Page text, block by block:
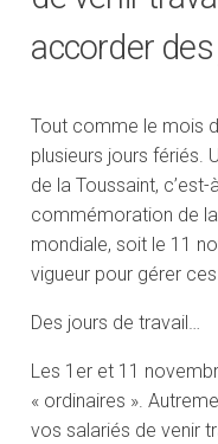
accorder
Tout comme le mois
plusieurs jours fériés.
de la Toussaint,
commémoration de
mondiale, soit le 11
vigueur pour gérer
Des jours de travail…
Les 1er et 11
« ordinaires ».
vos salariés de venir